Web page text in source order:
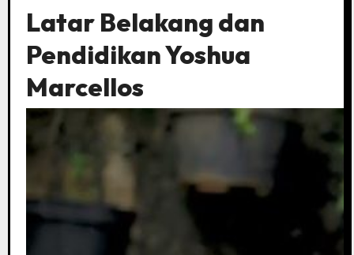
Latar Belakang dan
Pendidikan Yoshua
Marcellos